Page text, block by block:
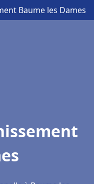
Baume les Dames